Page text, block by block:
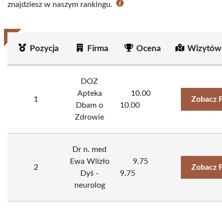
znajdziesz w naszym rankingu.
Pozycja Firma Ocena
1
DOZ
Apteka
Dbam o
Zdrowie
10.00
10.00
Zobacz
2
Dr n. med
Ewa Wlizło
Dyś -
neurolog
9.75
9.75
Zobacz